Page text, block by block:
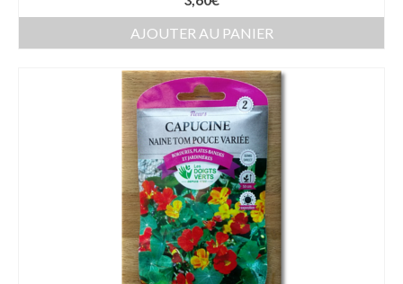
Pépinières
Arbustes de haies
Gazon fleuri
Gazon ornemental
AJOUTER AU PANIER